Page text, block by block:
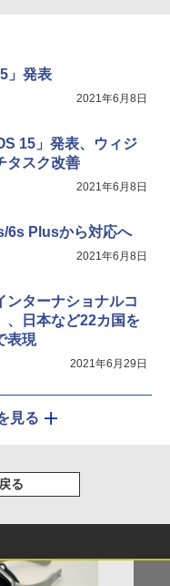
」発表
2021年6月8日
15」発表、ウィジ
タスク改善
2021年6月8日
6s Plusから対応へ
2021年6月8日
ターナショナルコ
、日本など22カ国を
表現
2021年6月29日
見る
る